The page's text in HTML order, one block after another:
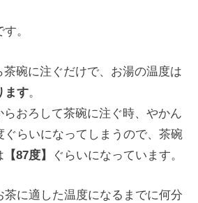
。
碗に注ぐだけで、お湯の温度は
ます。
おろして茶碗に注ぐ時、やかん
ぐらいになってしまうので、茶碗
【87度】 ぐらいになっています。
茶に適した温度になるまでに何分